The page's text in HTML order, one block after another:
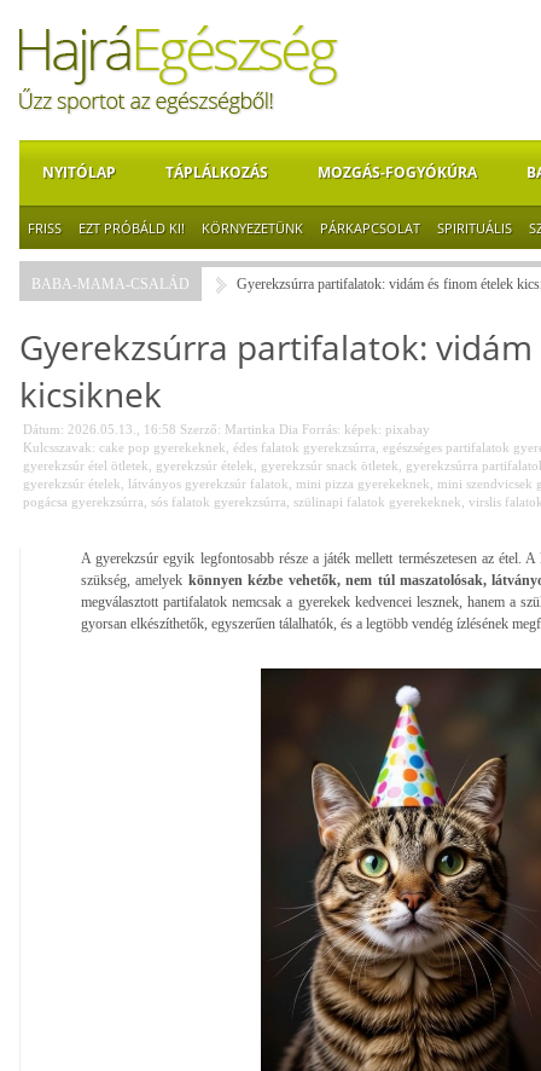
NYITÓLAP TÁPLÁLKOZÁS MOZGÁS-FOGYÓKÚRA
FRISS EZT PRÓBÁLD KI! KÖRNYEZETÜNK PÁRKAPCSOLAT SPIRITUÁLIS
BABA-MAMA-CSALÁD Gyerekzsúrra partifalatok: vidám és finom ételek
Gyerekzsúrra partifalatok:
kicsiknek
Dátum: 2026.05.13., 16:58 Szerző: Martinka Dia Forrás: képek: pixabay
Kulcsszavak: cake pop gyerekeknek édes falatok gyerekzsúrra egészséges partifalatok
gyerekzsúr étel ötletek
gyerekzsúr ételek gyerekzsúr snack ötletek
gyerekzsúrra
gyerekzsúr ételek
látványos gyerekzsúr falatok mini pizza gyerekeknek
mini szendvicsek
pogácsa gyerekzsúrra sós falatok gyerekzsúrra szülinapi falatok gyerekeknek virslis
A gyerekzsúr egyik legfontosabb része a játék mellett természetesen az étel.
szükség, amelyek könnyen kézbe vehetők, nem túl maszatolósak,
megválasztott partifalatok nemcsak a gyerekek kedvencei lesznek, hanem a
gyorsan elkészíthetők, egyszerűen tálalhatók, és a legtöbb vendég ízlésének